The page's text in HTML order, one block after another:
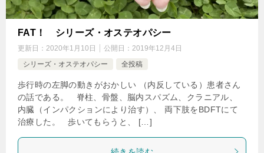
FAT！ シリーズ・オステオパシー
更新日： 2020年1月10日 公開日： 2019年12月4日
シリーズ・オステオパシー
全投稿
歩行時の左脚の動きがおかしい （内反している）患者さん
の話である。 脊柱、骨盤、脳内スパズム、クラニアル、
内臓（インパクションにより治す）、 両下肢をBDFTにて
治療した。 歩いてもらうと、 […]